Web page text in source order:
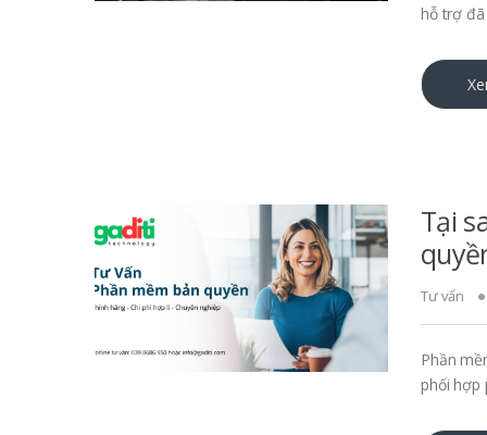
hỗ trợ
Tại
Tư vấn
Phần
phối hợp